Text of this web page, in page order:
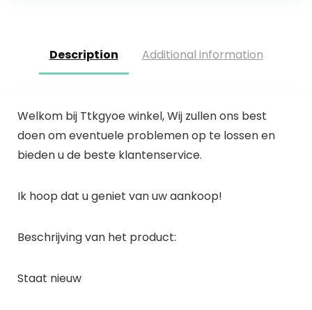
Description Additional information
Welkom bij Ttkgyoe winkel, Wij zullen ons best
doen om eventuele problemen op te lossen en
bieden u de beste klantenservice.
Ik hoop dat u geniet van uw aankoop!
Beschrijving van het product:
Staat nieuw